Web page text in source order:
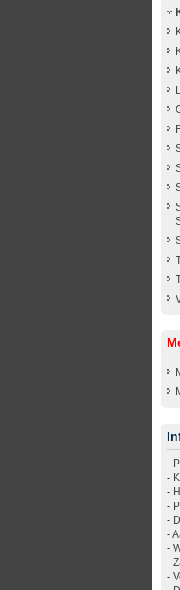
-
-
-
-
-
-
-
-
-